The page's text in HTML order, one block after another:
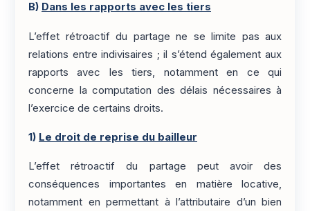
B) Dans les rapports avec les tiers
L’effet rétroactif du partage ne se limite pas aux
relations entre indivisaires ; il s’étend également aux
rapports avec les tiers, notamment en ce qui
concerne la computation des délais nécessaires à
l’exercice de certains droits.
1) Le droit de reprise du bailleur
L’effet rétroactif du partage peut avoir des
conséquences importantes en matière locative,
notamment en permettant à l’attributaire d’un bien